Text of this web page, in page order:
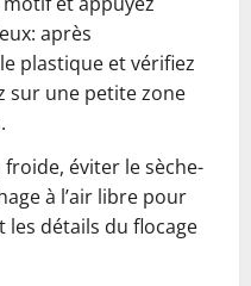
après
plastique et vérifiez
sur une petite zone
froide, éviter le sèche-
à l’air libre pour
les détails du flocage